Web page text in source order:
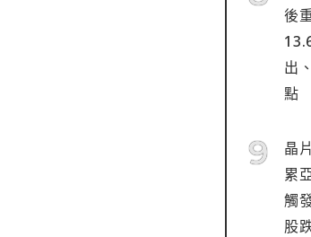
後
出
點
晶
累
觸
股